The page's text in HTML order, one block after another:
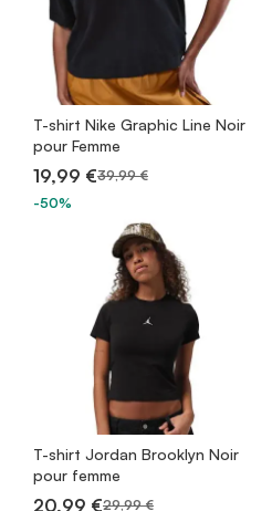
T-shirt Nike Graphic Line Noir
pour Femme
19,99 €39,99 €
-50%
T-shirt Jordan Brooklyn Noir
pour femme
20,99 €29,99 €